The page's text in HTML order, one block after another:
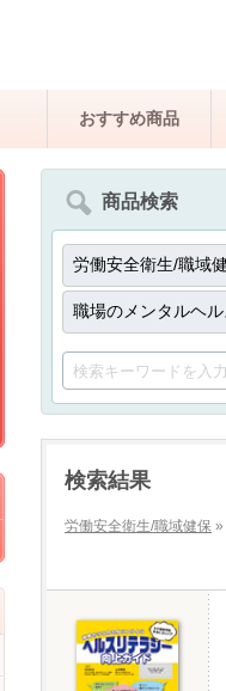
おすすめ商品
商品検索
検索結果
労働安全衛生/職域健保 »